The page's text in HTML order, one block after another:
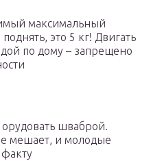
максимальный
это 5 кг! Двигать
по дому – запрещено
шваброй.
мешает, и молодые